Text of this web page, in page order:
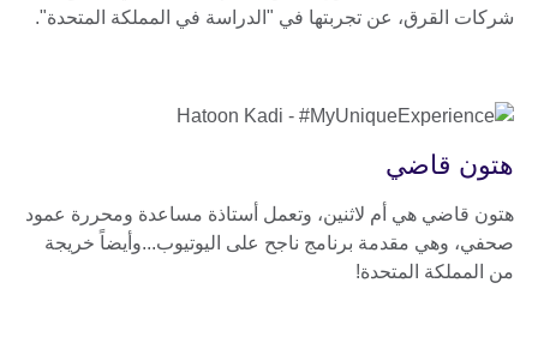
شركات القرق، عن تجربتها في "الدراسة في المملكة المتحدة".
هتون قاضي
هتون قاضي هي أم لاثنين، وتعمل أستاذة مساعدة ومحررة عمود
صحفي، وهي مقدمة برنامج ناجح على اليوتيوب...وأيضاً خريجة
من المملكة المتحدة!